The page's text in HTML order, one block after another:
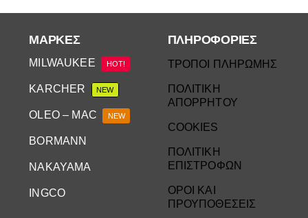
ΜΆΡΚΕΣ
MILWAUKEE HOT!
KARCHER NEW
OLEO – MAC NEW
BORMANN
NAKAYAMA
INGCO
ΠΛΗΡΟΦΟΡΙΕΣ
ΤΡΟΠΟΙ ΠΛΗΡΩΜΗΣ
ΠΟΛΙΤΙΚΗ
ΑΠΟΡΡΗΤΟΥ
COOKIES
ΠΟΛΙΤΙΚΗ
ΕΠΙΣΤΡΟΦΩΝ
ΟΡΟΙ ΚΑΙ
ΠΡΟΥΠΟΘΕΣΕΙΣ